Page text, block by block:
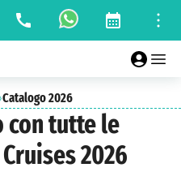
›Catalogo 2026
con tutte le
2026